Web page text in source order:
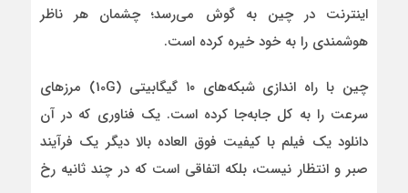
اینترنت در چین به گوش می‌رسد؛ چشمان هر ناظر
هوشمندی را به خود خیره کرده است.
چین با راه‌ اندازی شبکه‌های ۱۰ گیگابیتی (10G) مرزهای
سرعت را به کل جابه‌جا کرده است. یک فناوری‌ که در آن
دانلود یک فیلم با کیفیت فوق‌ العاده بالا دیگر یک فرآیند
صبر و انتظار نیست، بلکه اتفاقی است که در چند ثانیه رخ